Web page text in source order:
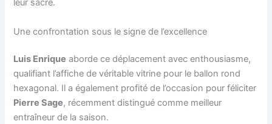
leur sacre.
Une confrontation sous le signe de l’excellence
Luis Enrique aborde ce déplacement avec enthousiasme,
qualifiant l’affiche de véritable vitrine pour le ballon rond
hexagonal. Il a également profité de l’occasion pour féliciter
Pierre Sage, récemment distingué comme meilleur
entraîneur de la saison.